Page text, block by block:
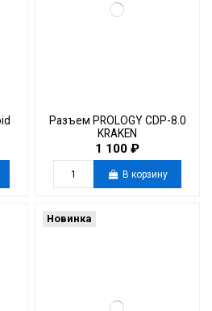
Разъем PROLOGY CDP-8.0
KRAKEN
1 100 ₽
В корзину
Новинка